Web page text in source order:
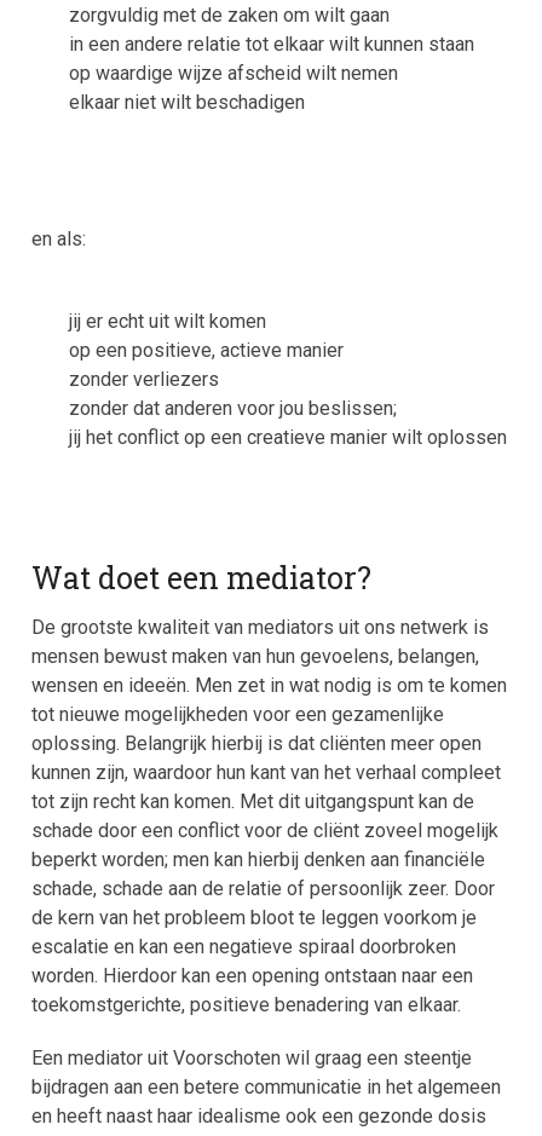
zorgvuldig met de zaken om wilt gaan
in een andere relatie tot elkaar wilt kunnen staan
op waardige wijze afscheid wilt nemen
elkaar niet wilt beschadigen
en als:
jij er echt uit wilt komen
op een positieve, actieve manier
zonder verliezers
zonder dat anderen voor jou beslissen;
jij het conflict op een creatieve manier wilt oplossen
Wat doet een mediator?
De grootste kwaliteit van mediators uit ons netwerk is
mensen bewust maken van hun gevoelens, belangen,
wensen en ideeën. Men zet in wat nodig is om te komen
tot nieuwe mogelijkheden voor een gezamenlijke
oplossing. Belangrijk hierbij is dat cliënten meer open
kunnen zijn, waardoor hun kant van het verhaal compleet
tot zijn recht kan komen. Met dit uitgangspunt kan de
schade door een conflict voor de cliënt zoveel mogelijk
beperkt worden; men kan hierbij denken aan financiële
schade, schade aan de relatie of persoonlijk zeer. Door
de kern van het probleem bloot te leggen voorkom je
escalatie en kan een negatieve spiraal doorbroken
worden. Hierdoor kan een opening ontstaan naar een
toekomstgerichte, positieve benadering van elkaar.
Een mediator uit Voorschoten wil graag een steentje
bijdragen aan een betere communicatie in het algemeen
en heeft naast haar idealisme ook een gezonde dosis